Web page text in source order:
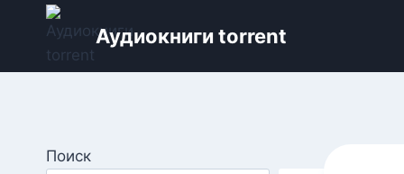
Перейти
содержимому
Аудиокниги torrent
Поиск